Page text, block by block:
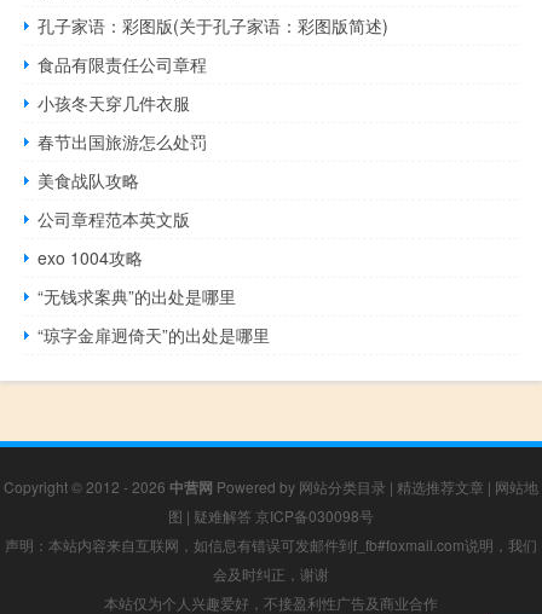
孔子家语：彩图版(关于孔子家语：彩图版简述)
食品有限责任公司章程
小孩冬天穿几件衣服
春节出国旅游怎么处罚
美食战队攻略
公司章程范本英文版
exo 1004攻略
“无钱求案典”的出处是哪里
“琼字金扉迥倚天”的出处是哪里
Copyright © 2012 - 2026 中营网 Powered by 网站分类目录 | 精选推荐文章 | 网站地
图 | 疑难解答 京ICP备030098号
声明：本站内容来自互联网，如信息有错误可发邮件到f_fb#foxmail.com说明，我们
会及时纠正，谢谢
本站仅为个人兴趣爱好，不接盈利性广告及商业合作